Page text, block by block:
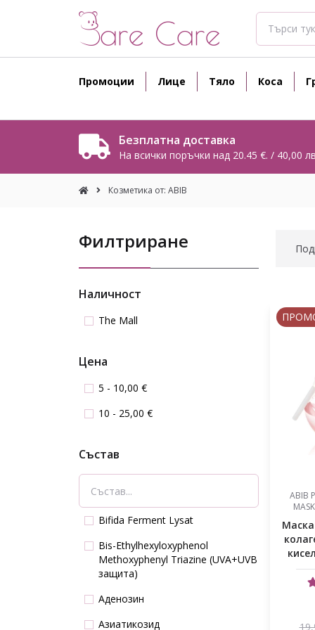
Промоции Лице Тяло Коса
Безплатна доставка
На всички поръчки над 20.45 €. / 40,00
Козметика от: ABIB
Филтриране
Наличност
The Mall
Цена
5 - 10,00 €
10 - 25,00 €
Състав
Bifida Ferment Lysat
Bis-Ethylhexyloxyphenol
Methoxyphenyl Triazine (UVA+UVB
защита)
Аденозин
Азиатикозид
ABIB
Маска